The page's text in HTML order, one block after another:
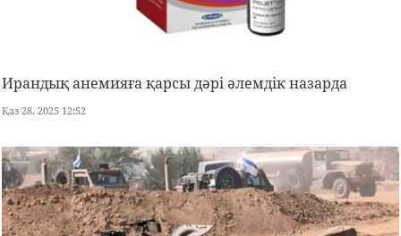
Ирандық анемияға қарсы дәрі әлемдік назарда
Қаз 28, 2025 12:52